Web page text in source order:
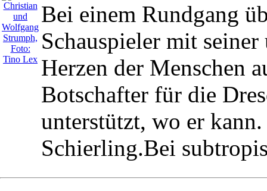
Bei einem Rundgang
Schauspieler mit
Herzen der Menschen
Botschafter für die
unterstützt, wo er
Schierling.Bei